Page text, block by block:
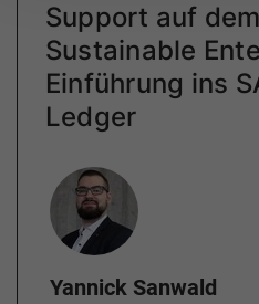
Support auf
Sustainable
Einführung ins
Ledger
Author
Yannick Sanwald